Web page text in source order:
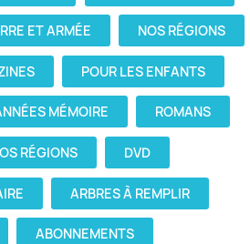
ET ARMÉE NOS RÉGIONS
POUR LES ENFANTS
MÉMOIRE ROMANS
RÉGIONS DVD
ARBRES À REMPLIR
ABONNEMENTS